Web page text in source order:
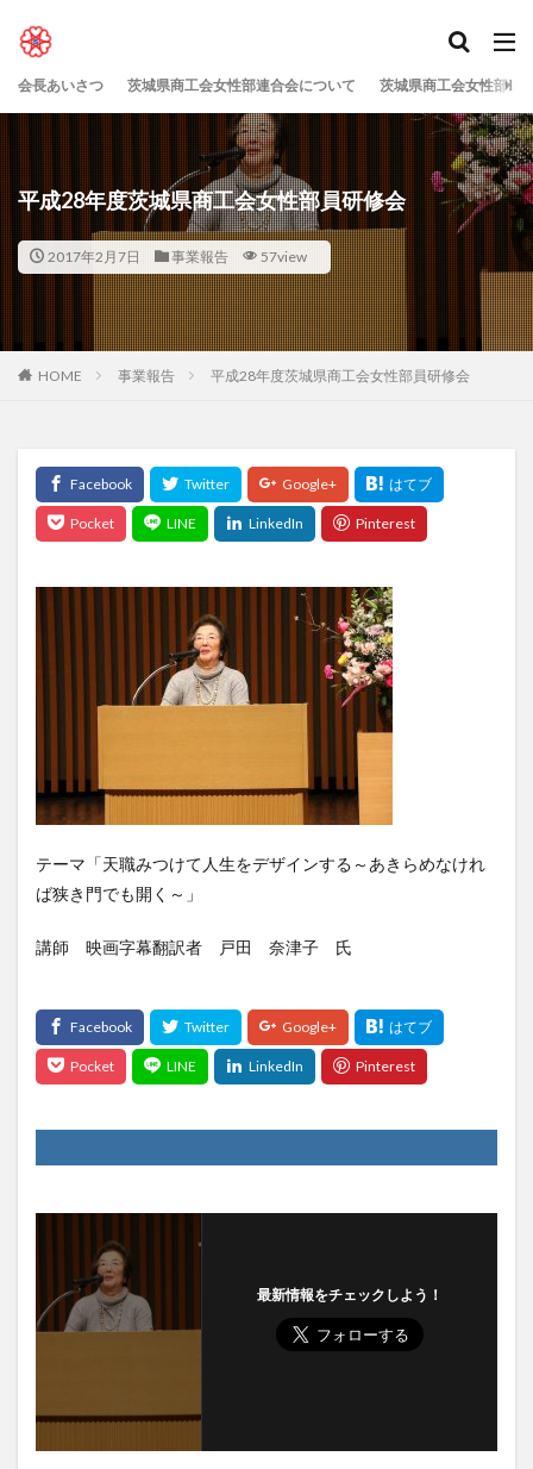
会長あいさつ 茨城県商工会女性部連合会について 茨城県商工会女性部連
平成28年度茨城県商工会女性部員研修会
2017年2月7日 事業報告 57view
HOME 事業報告 平成28年度茨城県商工会女性部員研修会
テーマ「天職みつけて人生をデザインする～あきらめなけれ
ば狭き門でも開く～」
講師 映画字幕翻訳者 戸田 奈津子 氏
最新情報をチェックしよう！